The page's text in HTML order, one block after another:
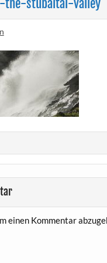
stubaital-valley
einen Kommentar